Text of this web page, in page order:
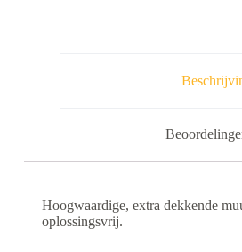
Hoogwaardige, extra dekkende
oplossingsvrij.